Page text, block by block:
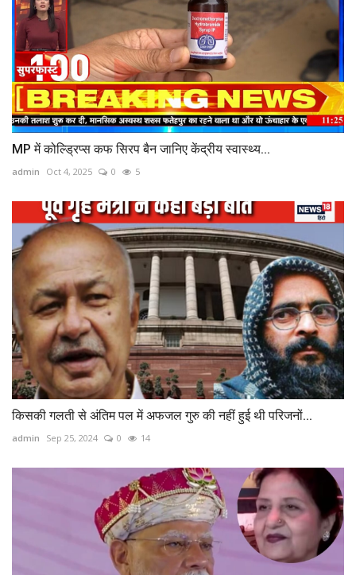
MP में कोल्ड्रिप्स कफ सिरप बैन जानिए केंद्रीय स्वास्थ्य...
admin Oct 4, 2025 0 5
किसकी गलती से अंतिम पल में अफजल गुरु की नहीं हुई थी परिजनों...
admin Sep 25, 2024 0 14